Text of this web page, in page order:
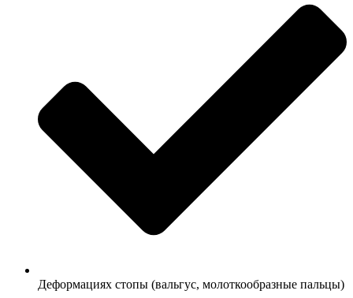
Деформациях стопы (вальгус, молоткообразные пальцы)